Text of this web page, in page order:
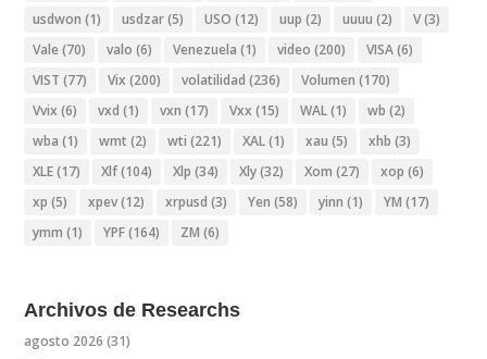
usdwon (1) usdzar(5) USO (12) uup (2) uuuu (2) V(3)
Vale (70) valo (6) Venezuela (1) video (200) VISA(6)
VIST (77) Vix (200) volatilidad (236) Volumen (170)
Vvix (6) vxd (1) vxn (17) Vxx (15) WAL(1) wb (2)
wba (1) wmt (2) wti (221) XAL(1) xau (5) xhb (3)
XLE(17) Xlf(104) Xlp (34) Xly(32) Xom (27) xop (6)
xp (5) xpev(12) xrpusd (3) Yen (58) yinn (1) YM (17)
ymm (1) YPF(164) ZM (6)
Archivos de Researchs
agosto 2026 (31)